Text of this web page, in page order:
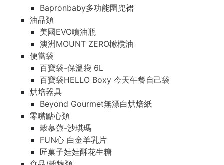
Bapronbaby多功能圍兜裙
油品類
美國EVO噴油瓶
澳洲MOUNT ZERO橄欖油
便當袋
百寶袋-保溫袋 6L
百寶袋HELLO Boxy 今天午餐自己袋
烘培器具
Beyond Gourmet無漂白烘焙紙
零嘴點心類
穀慕蒎-沙琪瑪
FUN心 白金羊乳片
匠菓子娃娃酥花生糖